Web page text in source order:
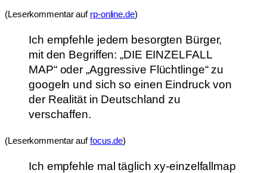
(Leserkommentar auf rp-online.de)
Ich empfehle jedem besorgten Bürger,
mit den Begriffen: „DIE EINZELFALL
MAP“ oder „Aggressive Flüchtlinge“ zu
googeln und sich so einen Eindruck von
der Realität in Deutschland zu
verschaffen.
(Leserkommentar auffocus.de)
Ich empfehle mal täglich xy-einzelfallmap